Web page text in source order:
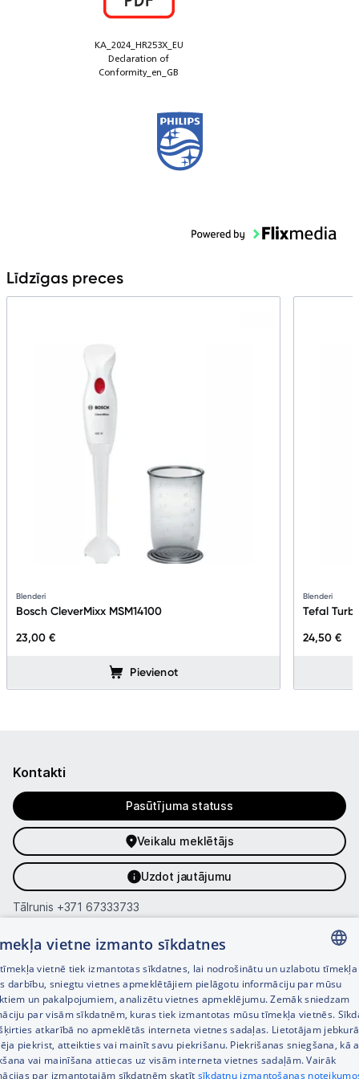
KA_2024_HR253X_EU
Declaration of
Conformity_en_GB
Līdzīgas preces
Blenderi
Bosch CleverMixx MSM14100
23,00 €
Pievienot
Blenderi
Tefal
24,50 €
Kontakti
Pasūtījuma statuss
Veikalu meklētājs
Uzdot jautājumu
Tālrunis +371 67333733
Darba dienās 8:00 – 21:00,
S., Sv. 9:00 – 18:00
Kategorijas
Informācija
LATVIAN
RUSSIAN
ENGLISH
vietne izmanto sīkdatnes
vietnē tiek izmantotas sīkdatnes, lai nodrošinātu un uzlabotu tīmekļa
darbību, sniegtu vietnes apmeklētājiem pielāgotu informāciju par mūsu
un pakalpojumiem, analizētu vietnes apmeklējumu. Zemāk sniedzam
par visām sīkdatnēm, kuras tiek izmantotas mūsu tīmekļa vietnēs.
atkarībā no apmeklētās interneta vietnes sadaļas. Lietotājam
piekrist, atteikties vai mainīt savu piekrišanu. Piekrišanas sniegšana, kā
vai mainīšana attiecas uz visām interneta vietnes sadaļām. Vairāk
par izmantotajām sīkdatnēm skatīt sīkdatņu izmantošanas